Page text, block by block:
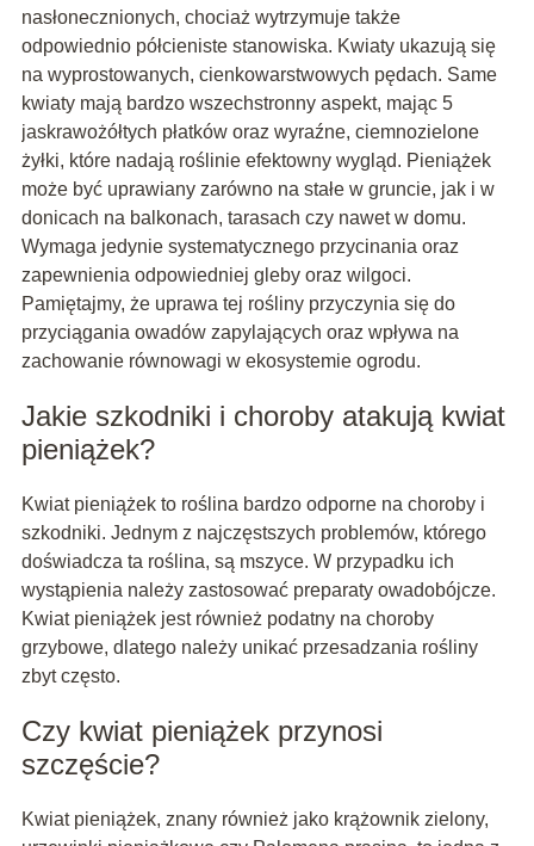
nasłonecznionych, chociaż wytrzymuje także
odpowiednio półcieniste stanowiska. Kwiaty ukazują się
na wyprostowanych, cienkowarstwowych pędach. Same
kwiaty mają bardzo wszechstronny aspekt, mając 5
jaskrawożółtych płatków oraz wyraźne, ciemnozielone
żyłki, które nadają roślinie efektowny wygląd. Pieniążek
może być uprawiany zarówno na stałe w gruncie, jak i w
donicach na balkonach, tarasach czy nawet w domu.
Wymaga jedynie systematycznego przycinania oraz
zapewnienia odpowiedniej gleby oraz wilgoci.
Pamiętajmy, że uprawa tej rośliny przyczynia się do
przyciągania owadów zapylających oraz wpływa na
zachowanie równowagi w ekosystemie ogrodu.
Jakie szkodniki i choroby atakują kwiat
pieniążek?
Kwiat pieniążek to roślina bardzo odporne na choroby i
szkodniki. Jednym z najczęstszych problemów, którego
doświadcza ta roślina, są mszyce. W przypadku ich
wystąpienia należy zastosować preparaty owadobójcze.
Kwiat pieniążek jest również podatny na choroby
grzybowe, dlatego należy unikać przesadzania rośliny
zbyt często.
Czy kwiat pieniążek przynosi
szczęście?
Kwiat pieniążek, znany również jako krążownik zielony,